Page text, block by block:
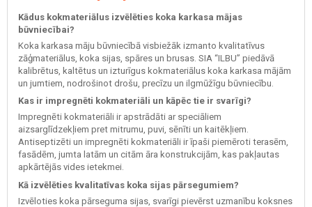
Kādus kokmateriālus izvēlēties koka karkasa mājas
būvniecībai?
Koka karkasa māju būvniecībā visbiežāk izmanto kvalitatīvus
zāģmateriālus, koka sijas, spāres un brusas. SIA “ILBU” piedāvā
kalibrētus, kaltētus un izturīgus kokmateriālus koka karkasa mājām
un jumtiem, nodrošinot drošu, precīzu un ilgmūžīgu būvniecību.
Kas ir impregnēti kokmateriāli un kāpēc tie ir svarīgi?
Impregnēti kokmateriāli ir apstrādāti ar speciāliem
aizsarglīdzekļiem pret mitrumu, puvi, sēnīti un kaitēkļiem.
Antiseptizēti un impregnēti kokmateriāli ir īpaši piemēroti terasēm,
fasādēm, jumta latām un citām āra konstrukcijām, kas pakļautas
apkārtējās vides ietekmei.
Kā izvēlēties kvalitatīvas koka sijas pārsegumiem?
Izvēloties koka pārseguma sijas, svarīgi pievērst uzmanību koksnes